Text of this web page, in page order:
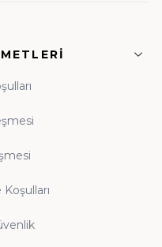
güvenilir onlarca